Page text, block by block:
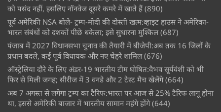
को पसंद नहीं, इसलिए नॉनवेज दूसरे कमरे में खाते हैं (890)
पूर्व अमेरिकी NSA बोले- ट्रम्प-मोदी की दोस्ती खत्म:व्हाइट हाउस ने अमेरिका-
भारत संबंधों को दशकों पीछे धकेला; इसे सुधारना मुश्किल (687)
पंजाब में 2027 विधानसभा चुनाव की तैयारी में बीजेपी:अब तक 16 जिलों के
प्रधान बदले, कई पूर्व विधायक और नए चेहरे शामिल (676)
ऑस्ट्रेलिया दौरे के लिए अंडर-19 भारतीय टीम घोषित:वैभव सूर्यवंशी को भी
फिर से मिली जगह; सीरीज में 3 वनडे और 2 टेस्ट मैच खेलेंगे (664)
अब 7 अगस्त से लगेगा ट्रम्प का टैरिफ:भारत पर आज से 25% टैरिफ लागू होना
था, इससे अमेरिकी बाजार में भारतीय सामान महंगे होंगे (644)